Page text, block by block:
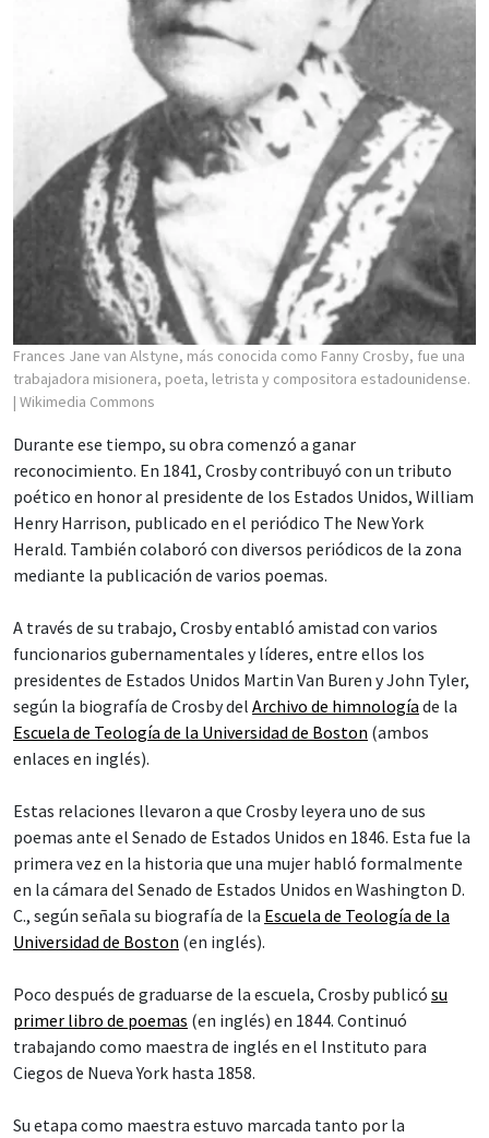
Frances Jane van Alstyne, más conocida como Fanny Crosby, fue una
trabajadora misionera, poeta, letrista y compositora estadounidense.
| Wikimedia Commons
Durante ese tiempo, su obra comenzó a ganar
reconocimiento. En 1841, Crosby contribuyó con un tributo
poético en honor al presidente de los Estados Unidos, William
Henry Harrison, publicado en el periódico The New York
Herald. También colaboró con diversos periódicos de la zona
mediante la publicación de varios poemas.
A través de su trabajo, Crosby entabló amistad con varios
funcionarios gubernamentales y líderes, entre ellos los
presidentes de Estados Unidos Martin Van Buren y John Tyler,
según la biografía de Crosby del Archivo de himnología de la
Escuela de Teología de la Universidad de Boston (ambos
enlaces en inglés).
Estas relaciones llevaron a que Crosby leyera uno de sus
poemas ante el Senado de Estados Unidos en 1846. Esta fue la
primera vez en la historia que una mujer habló formalmente
en la cámara del Senado de Estados Unidos en Washington D.
C., según señala su biografía de la Escuela de Teología de la
Universidad de Boston (en inglés).
Poco después de graduarse de la escuela, Crosby publicó su
primer libro de poemas (en inglés) en 1844. Continuó
trabajando como maestra de inglés en el Instituto para
Ciegos de Nueva York hasta 1858.
Su etapa como maestra estuvo marcada tanto por la